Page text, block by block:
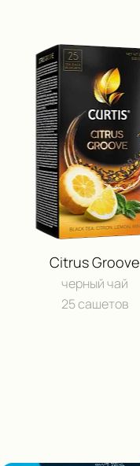
Citrus Groove
черный чай
25 сашетов